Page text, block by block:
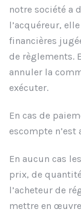
notre société a
l’acquéreur,
financières
de règlements.
annuler la
exécuter.
En cas de
escompte n’est
En aucun cas
prix, de
l’acheteur de
mettre en